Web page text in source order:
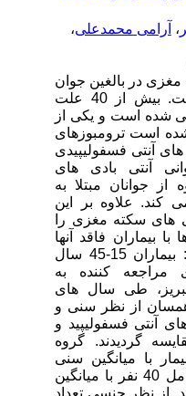
آرامی محمدعلی،
در بالغین جوان
(15-45 سال) ناشایع نیست. بیش از 40 علت
شده است و یکی از
است ترومبوزهای
آنتی فسفولیپیدی
آنتی بادی های
جوانان مبتلا به
علاوه بر این
سکته مغزی را
بیماران فاقد آنها
مقایسه کند.مواد و روش: بیماران 15-45 سال
کننده به
طی سال های
همسان از نظر سنی و
آنتی فسفولیپید و
گردیدند. گروه
شامل 25 بیمار با میانگین سنی
37±5.4 و گروه کنترل شامل 40 نفر با میانگین